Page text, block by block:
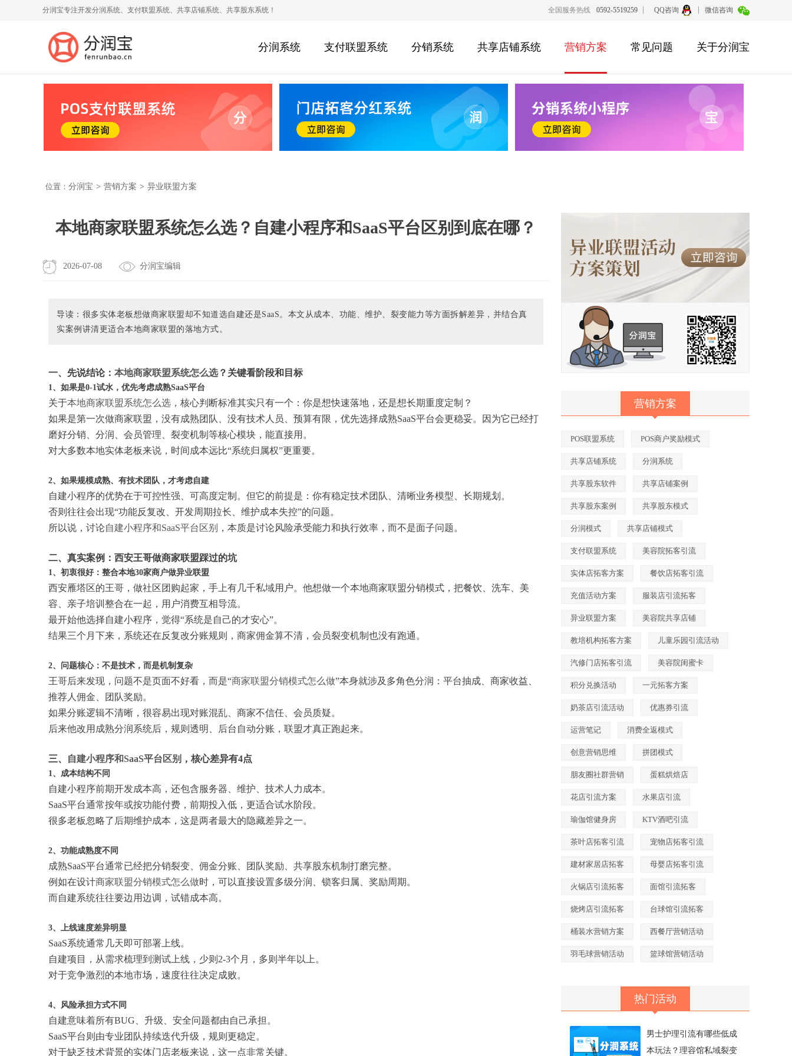
分润宝专注开发分润系统、支付联盟系统、共享店铺系统、共享股东系统！ 全国服务热线 0592-5519259 QQ咨询 微信咨询
分润系统 支付联盟系统 分销系统 共享店铺系统 营销方案 常见问题 关于分润宝
位置： 分润宝 > 营销方案 > 异业联盟方案
本地商家联盟系统怎么选？自建小程序和SaaS平台区别到底在哪？
2026-07-08 分润宝编辑
导读：很多实体老板想做商家联盟却不知道选自建还是SaaS。本文从成本、功能、维护、裂变能力等方面拆解差异，并结合真
实案例讲清更适合本地商家联盟的落地方式。
一、先说结论： 本地商家联盟系统怎么选？关键看阶段和目标
1、如果是0-1试水，优先考虑成熟SaaS平台
关于本地商家联盟系统怎么选 ，核心判断标准其实只有一个：你是想快速落地，还是想长期重度定制？
如果是第一次做商家联盟，没有成熟团队、没有技术人员、预算有限，优先选择成熟SaaS平台会更稳妥。因为它已经打
磨好分销、分润、会员管理、裂变机制等核心模块，能直接用。
对大多数本地实体老板来说，时间成本远比“系统归属权”更重要。
2、如果规模成熟、有技术团队，才考虑自建
自建小程序的优势在于可控性强、可高度定制。但它的前提是：你有稳定技术团队、清晰业务模型、长期规划。
否则往往会出现“功能反复改、开发周期拉长、维护成本失控”的问题。
所以说，讨论自建小程序和SaaS平台区别 ，本质是讨论风险承受能力和执行效率，而不是面子问题。
二、真实案例：西安王哥做商家联盟踩过的坑
1、初衷很好：整合本地30家商户做异业联盟
西安雁塔区的王哥，做社区团购起家，手上有几千私域用户。他想做一个本地商家联盟分销模式，把餐饮、洗车、美
容、亲子培训整合在一起，用户消费互相导流。
最开始他选择自建小程序，觉得“系统是自己的才安心”。
结果三个月下来，系统还在反复改分账规则，商家佣金算不清，会员裂变机制也没有跑通。
2、问题核心：不是技术，而是机制复杂
王哥后来发现，问题不是页面不好看，而是“商家联盟分销模式怎么做”本身就涉及多角色分润：平台抽成、商家收益、
推荐人佣金、团队奖励。
如果分账逻辑不清晰，很容易出现对账混乱、商家不信任、会员质疑。
后来他改用成熟分润系统后，规则透明、后台自动分账，联盟才真正跑起来。
三、 自建小程序和SaaS平台区别 ，核心差异有4点
1、成本结构不同
自建小程序前期开发成本高，还包含服务器、维护、技术人力成本。
SaaS平台通常按年或按功能付费，前期投入低，更适合试水阶段。
很多老板忽略了后期维护成本，这是两者最大的隐藏差异之一。
2、功能成熟度不同
成熟SaaS平台通常已经把分销裂变、佣金分账、团队奖励、共享股东机制打磨完整。
例如在设计商家联盟分销模式怎么做时，可以直接设置多级分润、锁客归属、奖励周期。
而自建系统往往要边用边调，试错成本高。
3、上线速度差异明显
SaaS系统通常几天即可部署上线。
自建项目，从需求梳理到测试上线，少则2-3个月，多则半年以上。
对于竞争激烈的本地市场，速度往往决定成败。
4、风险承担方式不同
自建意味着所有BUG、升级、安全问题都由自己承担。
SaaS平台则由专业团队持续迭代升级，规则更稳定。
对于缺乏技术背景的实体门店老板来说，这一点非常关键。
营销方案
POS联盟系统 POS商户奖励模式
共享店铺系统 分润系统
共享股东软件 共享店铺案例
共享股东案例 共享股东模式
分润模式 共享店铺模式
支付联盟系统 美容院拓客引流
实体店拓客方案 餐饮店拓客引流
充值活动方案 服装店引流拓客
异业联盟方案 美容院共享店铺
教培机构拓客方案 儿童乐园引流活动
汽修门店拓客引流 美容院闺蜜卡
积分兑换活动 一元拓客方案
奶茶店引流活动 优惠券引流
运营笔记 消费全返模式
创意营销思维 拼团模式
朋友圈社群营销 蛋糕烘焙店
花店引流方案 水果店引流
瑜伽馆健身房 KTV酒吧引流
茶叶店拓客引流 宠物店拓客引流
建材家居店拓客 母婴店拓客引流
火锅店引流拓客 面馆引流拓客
烧烤店引流拓客 台球馆引流拓客
桶装水营销方案 西餐厅营销活动
羽毛球营销活动 篮球馆营销活动
热门活动
男士护理引流有哪些低成
本玩法？理容馆私域裂变